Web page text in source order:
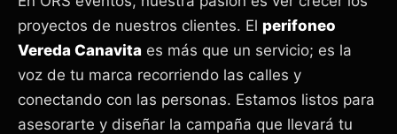
proyectos de nuestros clientes. El perifoneo
Vereda Canavita es más que un servicio; es la
voz de tu marca recorriendo las calles y
conectando con las personas. Estamos listos para
asesorarte y diseñar la campaña que llevará tu